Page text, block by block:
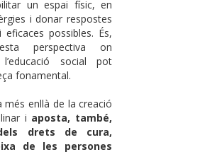
un espai físic, en
i donar respostes
possibles. És,
perspectiva on
social pot
fonamental.
enllà de la creació
i aposta, també,
drets de cura,
de les persones